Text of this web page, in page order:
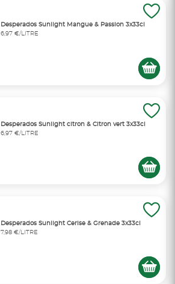
Desperados Sunlight Mangue & Passion 3x33cl
6,97 €/LITRE
Desperados Sunlight citron & Citron vert 3x33cl
6,97 €/LITRE
Desperados Sunlight Cerise & Grenade 3x33cl
7,98 €/LITRE